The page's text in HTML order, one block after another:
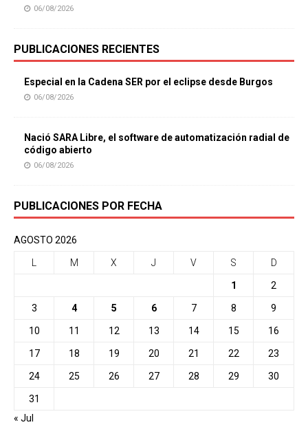
06/08/2026
PUBLICACIONES RECIENTES
Especial en la Cadena SER por el eclipse desde Burgos
06/08/2026
Nació SARA Libre, el software de automatización radial de
código abierto
06/08/2026
PUBLICACIONES POR FECHA
AGOSTO 2026
M X J V S D
1 2
3 4 5 6 7 8 9
10 11 12 13 14 15 16
17 18 19 20 21 22 23
24 25 26 27 28 29 30
31
« Jul